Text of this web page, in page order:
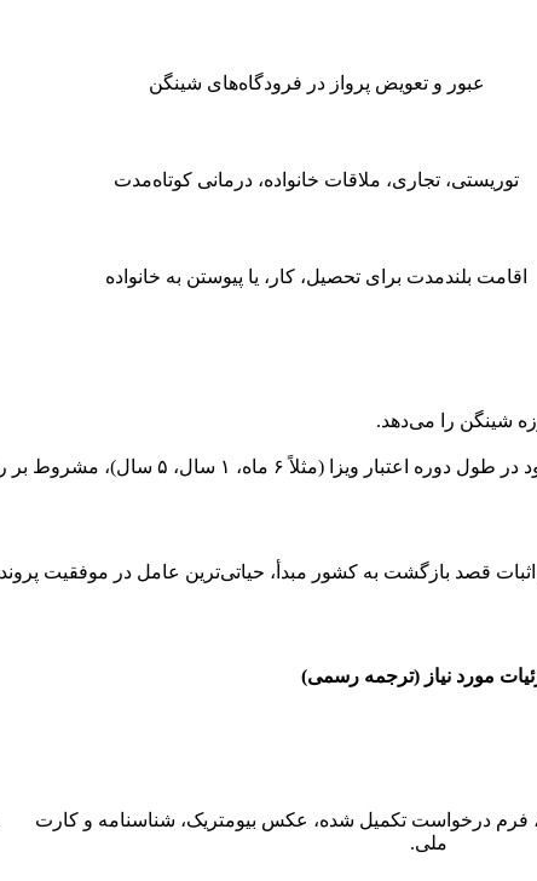
عبور و تعویض پرواز در فرودگاه‌های شینگن
توریستی، تجاری، ملاقات خانواده، درمانی کوتاه‌مدت
اقامت بلندمدت برای تحصیل، کار، یا پیوستن به خانواده
شینگن را می‌دهد.
ویزا (مثلاً ۶ ماه، ۱ سال، ۵ سال)، مشروط بر رعایت قانون
قصد بازگشت به کشور مبدأ، حیاتی‌ترین عامل در موفقیت
مورد نیاز (ترجمه رسمی)
(حداقل ۶ ماه اعتبار)، فرم درخواست تکمیل شده، عکس بیومتریک، شناسنامه و کارت
ملی.